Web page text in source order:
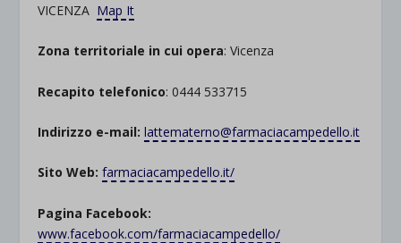
VICENZA Map It
Zona territoriale in cui opera: Vicenza
Recapito telefonico: 0444 533715
Indirizzo e-mail: lattematerno@farmaciacampedello.it
Sito Web: farmaciacampedello.it/
Pagina Facebook:
www.facebook.com/farmaciacampedello/